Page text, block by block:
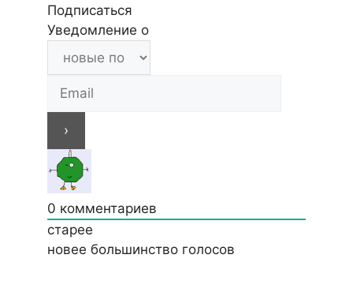
Подписаться
Уведомление о
0 комментариев
старее
новее большинство голосов